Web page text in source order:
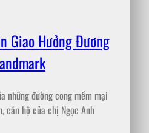
những đường cong mềm mại
căn hộ của chị Ngọc Anh